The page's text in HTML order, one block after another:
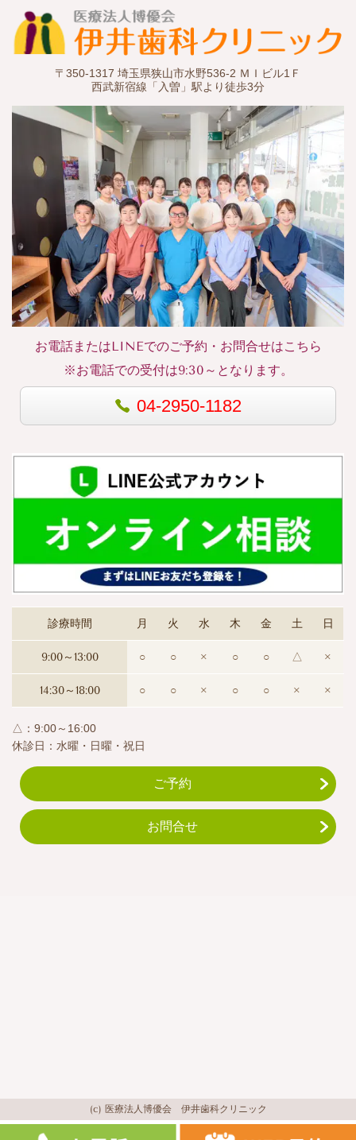
〒350-1317 埼玉県狭山市水野536-2 ＭＩビル1Ｆ
西武新宿線「入曽」駅より徒歩3分
お電話またはLINEでのご予約・お問合せはこちら
※お電話での受付は9:30～となります。
04-2950-1182
診療時間 月 火 水 木 金 土 日
9:00～13:00 ○ ○ × ○ ○ △ ×
14:30～18:00 ○ ○ × ○ ○ × ×
△：9:00～16:00
休診日：水曜・日曜・祝日
ご予約
お問合せ
(c) 医療法人博優会 伊井歯科クリニック